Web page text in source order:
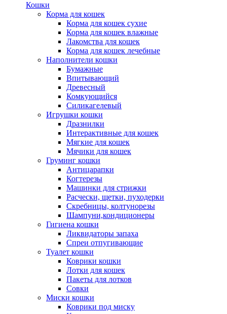
Кошки
Корма для кошек
Корма для кошек сухие
Корма для кошек влажные
Лакомства для кошек
Корма для кошек лечебные
Наполнители кошки
Бумажные
Впитывающий
Древесный
Комкующийся
Силикагелевый
Игрушки кошки
Дразнилки
Интерактивные для кошек
Мягкие для кошек
Мячики для кошек
Груминг кошки
Антицарапки
Когтерезы
Машинки для стрижки
Расчески, щетки, пуходерки
Скребницы, колтунорезы
Шампуни,кондиционеры
Гигиена кошки
Ликвидаторы запаха
Спреи отпугивающие
Туалет кошки
Коврики кошки
Лотки для кошек
Пакеты для лотков
Совки
Миски кошки
Коврики под миску